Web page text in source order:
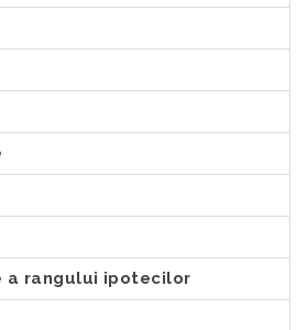
a rangului ipotecilor